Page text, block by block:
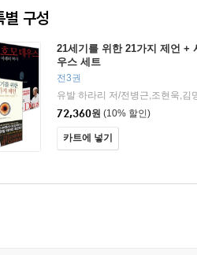
별 구성
21세기를 위한 21가지 제언 +
우스 세트
전3권
유발 하라리 저/전병근,조현욱,김
72,360원 (10% 할인)
카트에 넣기